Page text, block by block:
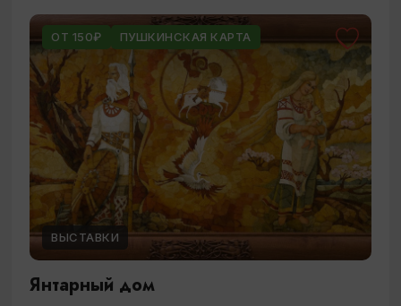
ОТ 150₽ ПУШКИНСКАЯ КАРТА
ВЫСТАВКИ
Янтарный дом